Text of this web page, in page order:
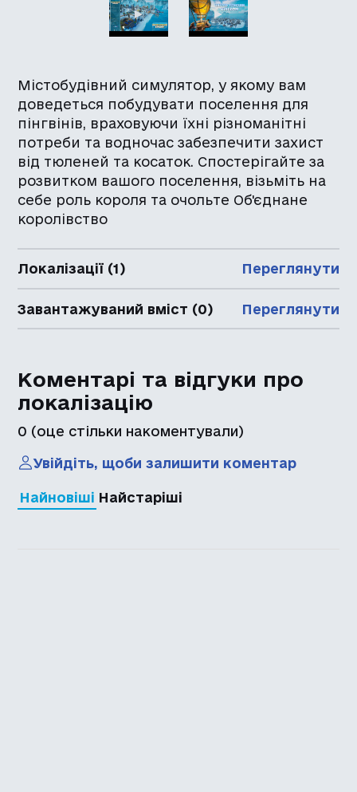
Містобудівний симулятор, у якому вам
доведеться побудувати поселення для
пінгвінів, враховуючи їхні різноманітні
потреби та водночас забезпечити захист
від тюленей та косаток. Спостерігайте за
розвитком вашого поселення, візьміть на
себе роль короля та очольте Об'єднане
королівство
Локалізації (1) Переглянути
Завантажуваний вміст (0) Переглянути
Коментарі та відгуки про
локалізацію
0 (оце стільки накоментували)
Увійдіть, щоби залишити коментар
Найновіші Найстаріші